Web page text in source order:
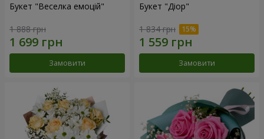
Букет "Веселка емоцій"
1 888 грн
Замовити
Букет "Діор"
1 834 грн
Замовити